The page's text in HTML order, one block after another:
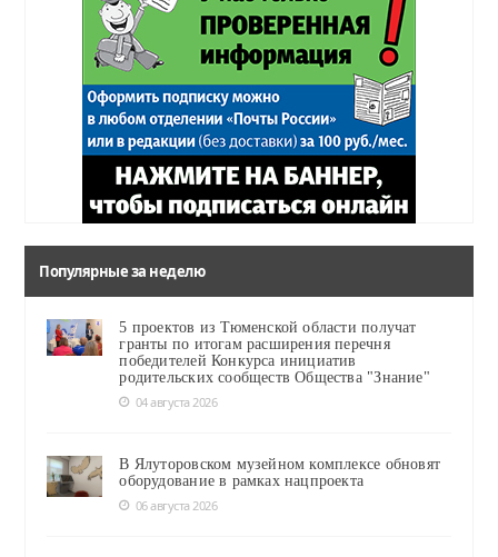
Популярные за неделю
5 проектов из Тюменской области получат
гранты по итогам расширения перечня
победителей Конкурса инициатив
родительских сообществ Общества "Знание"
04 августа 2026
В Ялуторовском музейном комплексе обновят
оборудование в рамках нацпроекта
06 августа 2026